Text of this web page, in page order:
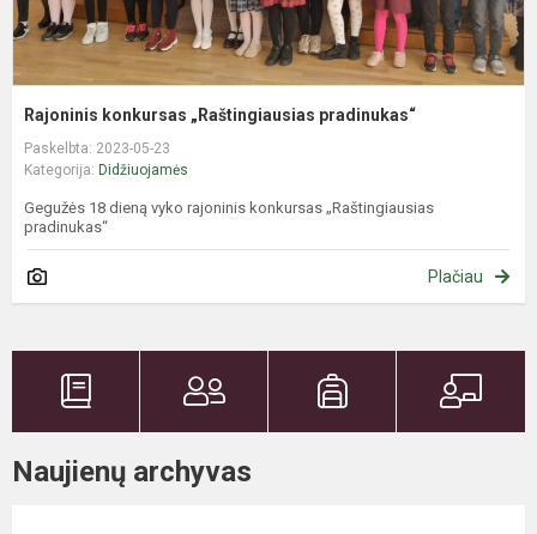
Rajoninis konkursas „Raštingiausias pradinukas“
Paskelbta: 2023-05-23
Kategorija: Didžiuojamės
Gegužės 18 dieną vyko rajoninis konkursas „Raštingiausias
pradinukas“
Plačiau
Naujienų archyvas